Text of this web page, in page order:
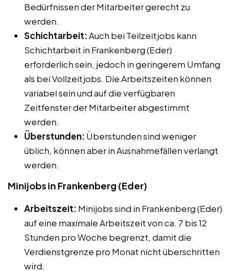
Bedürfnissen der Mitarbeiter gerecht zu
werden.
Schichtarbeit:Auch bei Teilzeitjobs kann
Schichtarbeit in Frankenberg (Eder)
erforderlich sein, jedoch in geringerem Umfang
als bei Vollzeitjobs. Die Arbeitszeiten können
variabel sein und auf die verfügbaren
Zeitfenster der Mitarbeiter abgestimmt
werden.
Überstunden: Überstunden sind weniger
üblich, können aber in Ausnahmefällen verlangt
werden.
Minijobs in Frankenberg (Eder)
Arbeitszeit: Minijobs sind in Frankenberg (Eder)
auf eine maximale Arbeitszeit von ca. 7 bis 12
Stunden pro Woche begrenzt, damit die
Verdienstgrenze pro Monat nicht überschritten
wird.